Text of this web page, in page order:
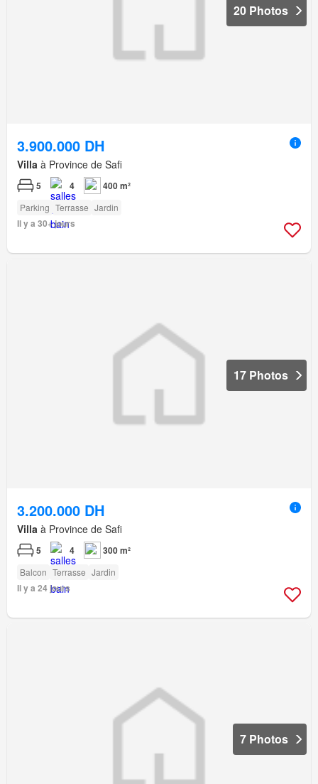
20 Photos
3.900.000 DH
Villa à Province de Safi
5 4 400 m²
Parking Terrasse Jardin
Il y a 30+ jours
17 Photos
3.200.000 DH
Villa à Province de Safi
5 4 300 m²
Balcon Terrasse Jardin
Il y a 24 jours
7 Photos